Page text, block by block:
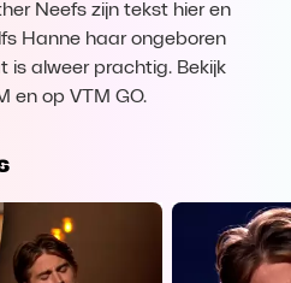
Neefs zijn tekst hier en
Hanne haar ongeboren
is alweer prachtig. Bekijk
en op VTM GO.